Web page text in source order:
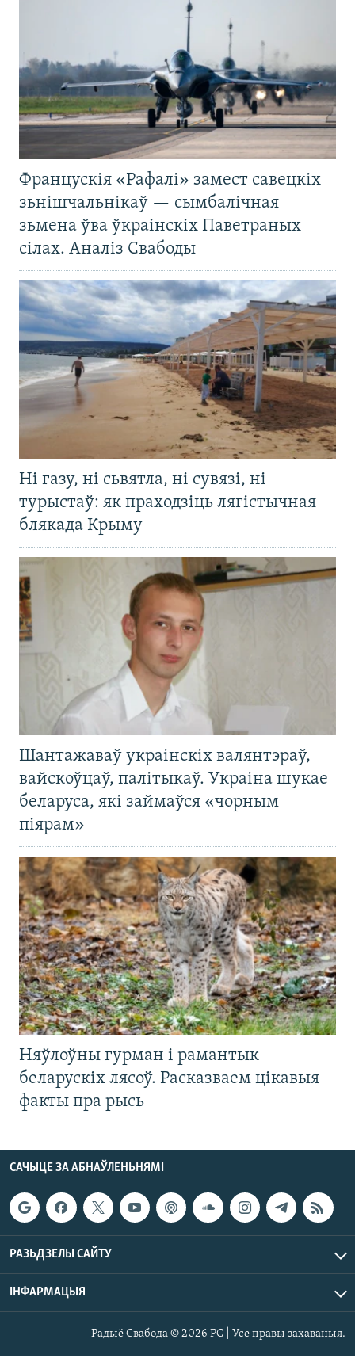
Францускія «Рафалі» замест савецкіх
зьнішчальнікаў — сымбалічная
зьмена ўва ўкраінскіх Паветраных
сілах. Аналіз Свабоды
Ні газу, ні сьвятла, ні сувязі, ні
турыстаў: як праходзіць лягістычная
блякада Крыму
Шантажаваў украінскіх валянтэраў,
вайскоўцаў, палітыкаў. Украіна шукае
беларуса, які займаўся «чорным
піярам»
Няўлоўны гурман і рамантык
беларускіх лясоў. Расказваем цікавыя
факты пра рысь
САЧЫЦЕ ЗА АБНАЎЛЕНЬНЯМІ
РАЗЬДЗЕЛЫ САЙТУ
ІНФАРМАЦЫЯ
Радыё Свабода © 2026 РС | Усе правы захаваныя.